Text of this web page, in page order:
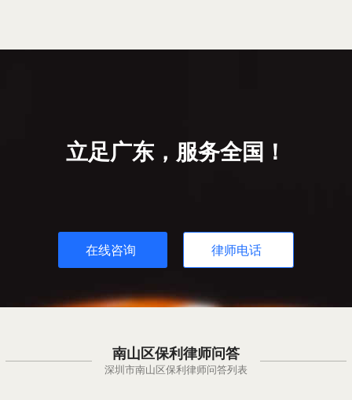
立足广东，服务全国！
在线咨询 律师电话
南山区保利律师问答
深圳市南山区保利律师问答列表